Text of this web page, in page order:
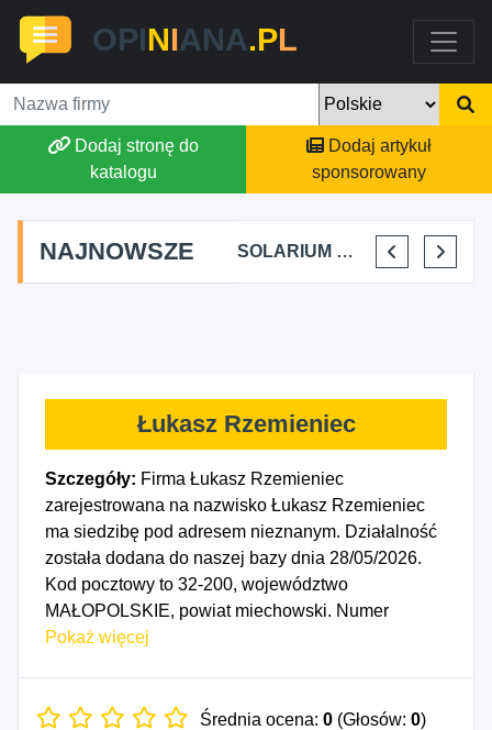
OPINIANA.PL
Dodaj stronę do
katalogu
Dodaj artykuł
sponsorowany
NAJNOWSZE
SABINA SZAŁYGA "PERFEKT" SOLARIUM CALIFORNIA MARCIN KOTAS
Łukasz Rzemieniec
Szczegóły: Firma Łukasz Rzemieniec
zarejestrowana na nazwisko Łukasz Rzemieniec
ma siedzibę pod adresem nieznanym. Działalność
została dodana do naszej bazy dnia 28/05/2026.
Kod pocztowy to 32-200, województwo
MAŁOPOLSKIE, powiat miechowski. Numer
Identyfikacji Podatkowej NIP to 6591561821, a
działalności gospodarczej przypada na dzień
Pokaż więcej
Średnia ocena: 0 (Głosów: 0)